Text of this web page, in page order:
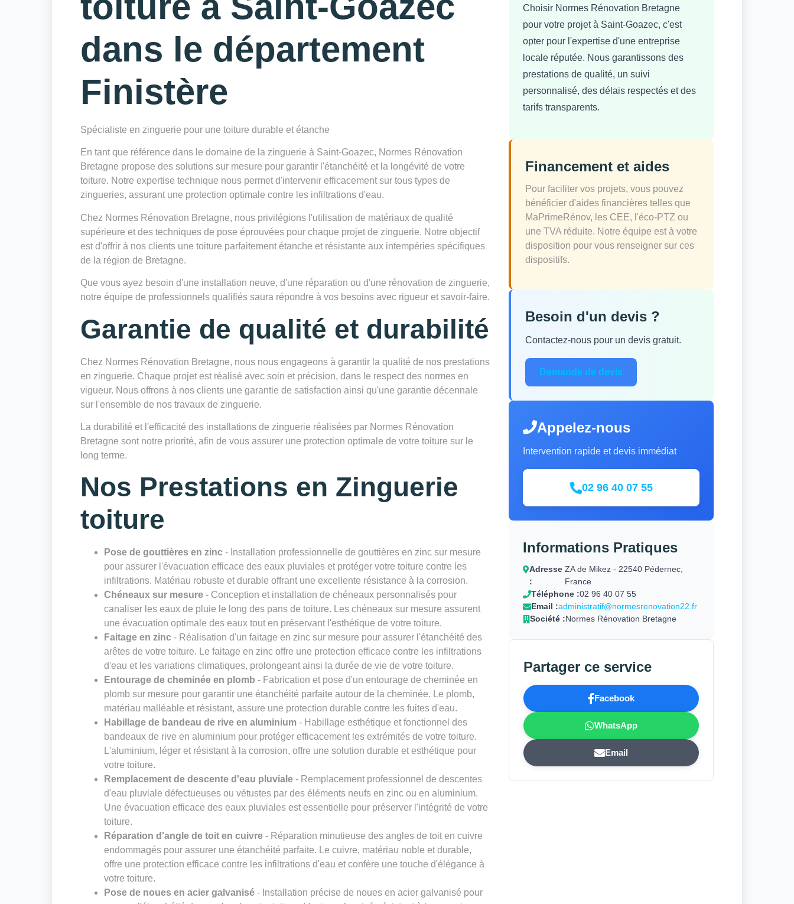
dans le département
Finistère
Spécialiste en zinguerie pour une toiture durable et étanche
En tant que référence dans le domaine de la zinguerie à Saint-Goazec, Normes Rénovation
Bretagne propose des solutions sur mesure pour garantir l'étanchéité et la longévité de votre
toiture. Notre expertise technique nous permet d'intervenir efficacement sur tous types de
zingueries, assurant une protection optimale contre les infiltrations d'eau.
Chez Normes Rénovation Bretagne, nous privilégions l'utilisation de matériaux de qualité
supérieure et des techniques de pose éprouvées pour chaque projet de zinguerie. Notre objectif
est d'offrir à nos clients une toiture parfaitement étanche et résistante aux intempéries spécifiques
de la région de Bretagne.
Que vous ayez besoin d'une installation neuve, d'une réparation ou d'une rénovation de zinguerie,
notre équipe de professionnels qualifiés saura répondre à vos besoins avec rigueur et savoir-faire.
Garantie de qualité et durabilité
Chez Normes Rénovation Bretagne, nous nous engageons à garantir la qualité de nos prestations
en zinguerie. Chaque projet est réalisé avec soin et précision, dans le respect des normes en
vigueur. Nous offrons à nos clients une garantie de satisfaction ainsi qu'une garantie décennale
sur l'ensemble de nos travaux de zinguerie.
La durabilité et l'efficacité des installations de zinguerie réalisées par Normes Rénovation
Bretagne sont notre priorité, afin de vous assurer une protection optimale de votre toiture sur le
long terme.
Nos Prestations en Zinguerie
toiture
Pose de gouttières en zinc - Installation professionnelle de gouttières en zinc sur mesure
pour assurer l'évacuation efficace des eaux pluviales et protéger votre toiture contre les
infiltrations. Matériau robuste et durable offrant une excellente résistance à la corrosion.
Chéneaux sur mesure - Conception et installation de chéneaux personnalisés pour
canaliser les eaux de pluie le long des pans de toiture. Les chéneaux sur mesure assurent
une évacuation optimale des eaux tout en préservant l'esthétique de votre toiture.
Faitage en zinc - Réalisation d'un faitage en zinc sur mesure pour assurer l'étanchéité des
arêtes de votre toiture. Le faitage en zinc offre une protection efficace contre les infiltrations
d'eau et les variations climatiques, prolongeant ainsi la durée de vie de votre toiture.
Entourage de cheminée en plomb - Fabrication et pose d'un entourage de cheminée en
plomb sur mesure pour garantir une étanchéité parfaite autour de la cheminée. Le plomb,
matériau malléable et résistant, assure une protection durable contre les fuites d'eau.
Habillage de bandeau de rive en aluminium - Habillage esthétique et fonctionnel des
bandeaux de rive en aluminium pour protéger efficacement les extrémités de votre toiture.
L'aluminium, léger et résistant à la corrosion, offre une solution durable et esthétique pour
votre toiture.
Remplacement de descente d'eau pluviale - Remplacement professionnel de descentes
d'eau pluviale défectueuses ou vétustes par des éléments neufs en zinc ou en aluminium.
Une évacuation efficace des eaux pluviales est essentielle pour préserver l'intégrité de votre
toiture.
Réparation d'angle de toit en cuivre - Réparation minutieuse des angles de toit en cuivre
endommagés pour assurer une étanchéité parfaite. Le cuivre, matériau noble et durable,
offre une protection efficace contre les infiltrations d'eau et confère une touche d'élégance à
votre toiture.
Pose de noues en acier galvanisé - Installation précise de noues en acier galvanisé pour
Choisir Normes Rénovation Bretagne
pour votre projet à Saint-Goazec, c'est
opter pour l'expertise d'une entreprise
locale réputée. Nous garantissons des
prestations de qualité, un suivi
personnalisé, des délais respectés et des
tarifs transparents.
Financement et aides
Pour faciliter vos projets, vous pouvez
bénéficier d'aides financières telles que
MaPrimeRénov, les CEE, l'éco-PTZ ou
une TVA réduite. Notre équipe est à votre
disposition pour vous renseigner sur ces
dispositifs.
Besoin d'un devis ?
Contactez-nous pour un devis gratuit.
Demande de devis
Appelez-nous
Intervention rapide et devis immédiat
02 96 40 07 55
Informations Pratiques
Adresse
:
ZA de Mikez - 22540 Pédernec,
France
Téléphone :02 96 40 07 55
Email :administratif@normesrenovation22.fr
Société :Normes Rénovation Bretagne
Partager ce service
Facebook
WhatsApp
Email